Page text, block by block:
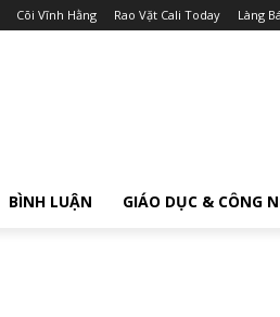
Cõi Vĩnh Hằng Rao Vặt Cali Today Làng
BÌNH LUẬN GIÁO DỤC & CÔNG